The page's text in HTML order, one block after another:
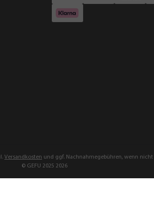
Versandkosten und ggf. Nachnahmegebühren, wenn nicht
© GEFU 2025 2026